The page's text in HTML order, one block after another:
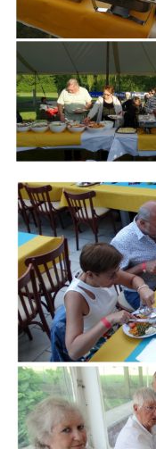
Branding
ARMCHAIR